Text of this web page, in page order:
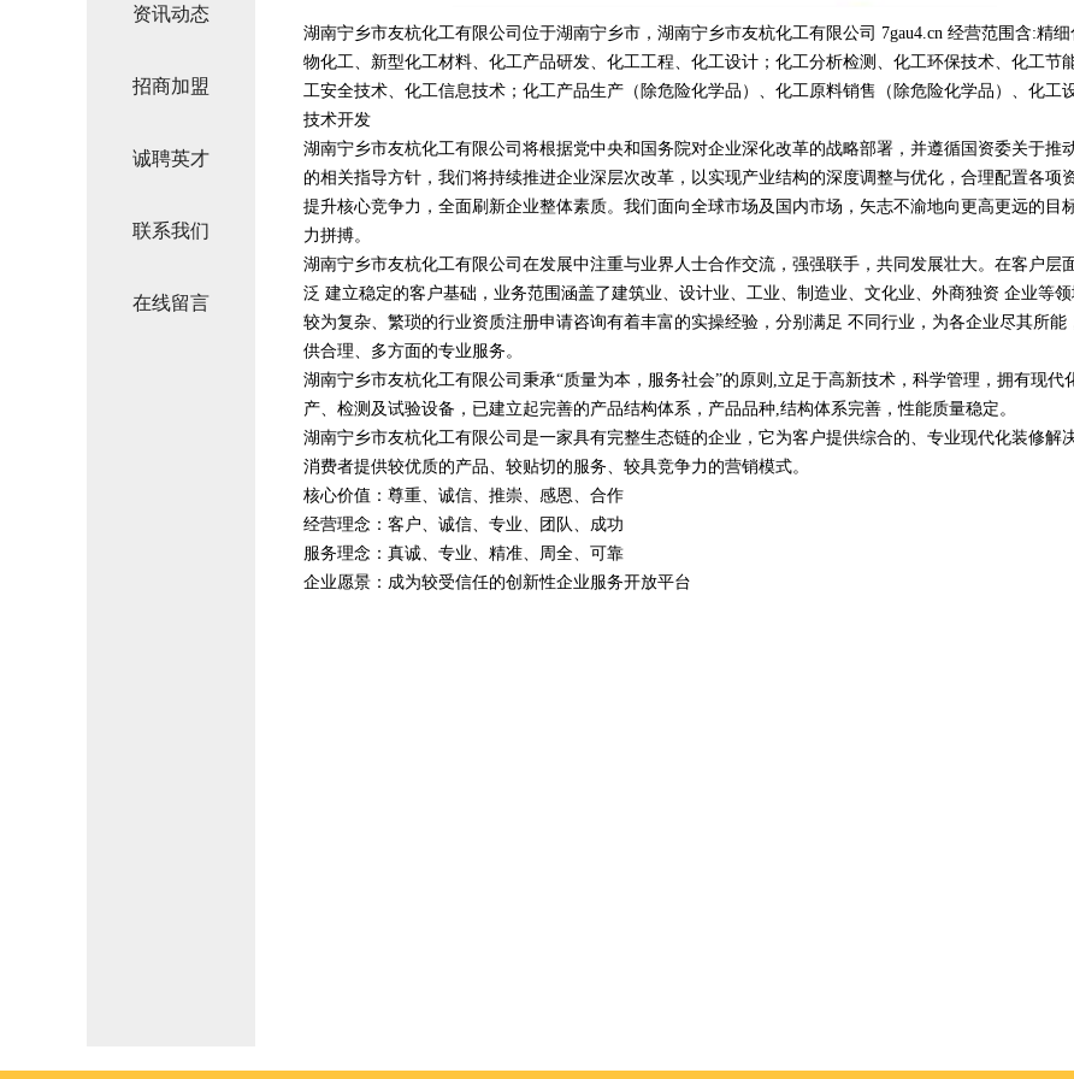
资讯动态
招商加盟
诚聘英才
联系我们
在线留言
湖南宁乡市友杭化工有限公司位于湖南宁乡市，湖南宁乡市友杭化工有限公司 7gau4.cn 经营范围含:精细
物化工、新型化工材料、化工产品研发、化工工程、化工设计；化工分析检测、化工环保技术、化工节
工安全技术、化工信息技术；化工产品生产（除危险化学品）、化工原料销售（除危险化学品）、化工
技术开发
湖南宁乡市友杭化工有限公司将根据党中央和国务院对企业深化改革的战略部署，并遵循国资委关于推
的相关指导方针，我们将持续推进企业深层次改革，以实现产业结构的深度调整与优化，合理配置各项
提升核心竞争力，全面刷新企业整体素质。我们面向全球市场及国内市场，矢志不渝地向更高更远的目
力拼搏。
湖南宁乡市友杭化工有限公司在发展中注重与业界人士合作交流，强强联手，共同发展壮大。在客户层
泛 建立稳定的客户基础，业务范围涵盖了建筑业、设计业、工业、制造业、文化业、外商独资 企业等
较为复杂、繁琐的行业资质注册申请咨询有着丰富的实操经验，分别满足 不同行业，为各企业尽其所能
供合理、多方面的专业服务。
湖南宁乡市友杭化工有限公司秉承“质量为本，服务社会”的原则,立足于高新技术，科学管理，拥有现代
产、检测及试验设备，已建立起完善的产品结构体系，产品品种,结构体系完善，性能质量稳定。
湖南宁乡市友杭化工有限公司是一家具有完整生态链的企业，它为客户提供综合的、专业现代化装修解
消费者提供较优质的产品、较贴切的服务、较具竞争力的营销模式。
核心价值：尊重、诚信、推崇、感恩、合作
经营理念：客户、诚信、专业、团队、成功
服务理念：真诚、专业、精准、周全、可靠
企业愿景：成为较受信任的创新性企业服务开放平台